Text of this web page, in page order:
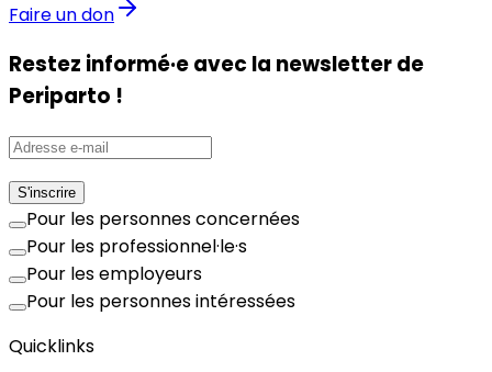
Faire un don
Restez informé·e avec la newsletter de
Periparto !
S'inscrire
Pour les personnes concernées
Pour les professionnel·le·s
Pour les employeurs
Pour les personnes intéressées
Quicklinks